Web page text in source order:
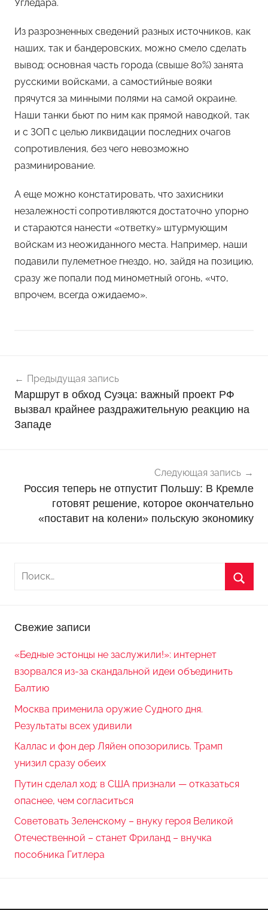
Угледара.
Из разрозненных сведений разных источников, как
наших, так и бандеровских, можно смело сделать
вывод: основная часть города (свыше 80%) занята
русскими войсками, а самостийные вояки
прячутся за минными полями на самой окраине.
Наши танки бьют по ним как прямой наводкой, так
и с ЗОП с целью ликвидации последних очагов
сопротивления, без чего невозможно
разминирование.
А еще можно констатировать, что захисники
незалежностi сопротивляются достаточно упорно
и стараются нанести «ответку» штурмующим
войскам из неожиданного места. Например, наши
подавили пулеметное гнездо, но, зайдя на позицию,
сразу же попали под минометный огонь, «что,
впрочем, всегда ожидаемо».
о
в
о
с
по
записям
Предыдущая запись
Маршрут в обход Суэца: важный проект РФ
вызвал крайнее раздражительную реакцию на
Западе
Следующая запись
Россия теперь не отпустит Польшу: В Кремле
готовят решение, которое окончательно
«поставит на колени» польскую экономику
Свежие записи
«Бедные эстонцы не заслужили!»: интернет
взорвался из-за скандальной идеи объединить
Балтию
Москва применила оружие Судного дня.
Результаты всех удивили
Каллас и фон дер Ляйен опозорились. Трамп
унизил сразу обеих
Путин сделал ход: в США признали — отказаться
опаснее, чем согласиться
Советовать Зеленскому – внуку героя Великой
Отечественной – станет Фриланд – внучка
пособника Гитлера